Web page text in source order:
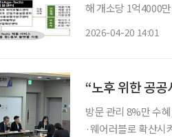
해 개소당 1억4000만원
2026-04-20 14:01
“노후 위한 공
방문 관리 8%만 수
·웨어러블로 확산시켜야 초고령사회에서 ‘인공’지능의 역할로 ‘인간’다움